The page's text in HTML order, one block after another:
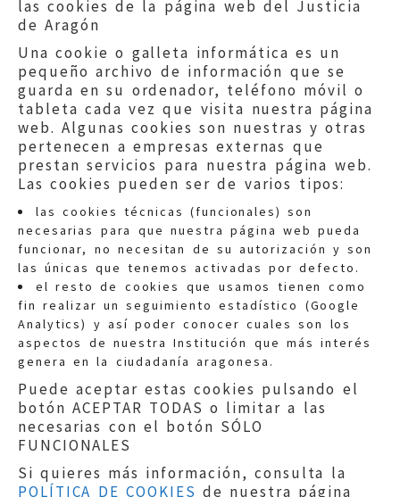
las cookies de la página web del Justicia
de Aragón
Una cookie o galleta informática es un
pequeño archivo de información que se
guarda en su ordenador, teléfono móvil o
tableta cada vez que visita nuestra página
web. Algunas cookies son nuestras y otras
pertenecen a empresas externas que
prestan servicios para nuestra página web.
Las cookies pueden ser de varios tipos:
las cookies técnicas (funcionales) son
necesarias para que nuestra página web pueda
funcionar, no necesitan de su autorización y son
las únicas que tenemos activadas por defecto.
el resto de cookies que usamos tienen como
fin realizar un seguimiento estadístico (Google
Analytics) y así poder conocer cuales son los
aspectos de nuestra Institución que más interés
genera en la ciudadanía aragonesa.
Puede aceptar estas cookies pulsando el
botón ACEPTAR TODAS o limitar a las
necesarias con el botón SÓLO
FUNCIONALES
Si quieres más información, consulta la
POLÍTICA DE COOKIES de nuestra página
Quejas:quejas@eljusticiadearagon.es
Información general:
informacion@eljusticiadearagon.es
Teléfonos:900 210 210/